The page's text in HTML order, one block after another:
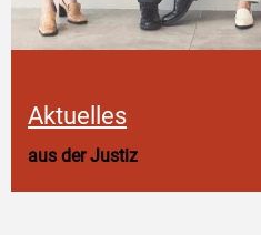
Aktuelles
aus der Justiz